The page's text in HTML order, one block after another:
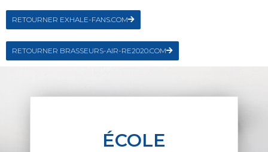
RETOURNER EXHALE-FANS.COM
RETOURNER BRASSEURS-AIR-RE2020.COM
ÉCOLE